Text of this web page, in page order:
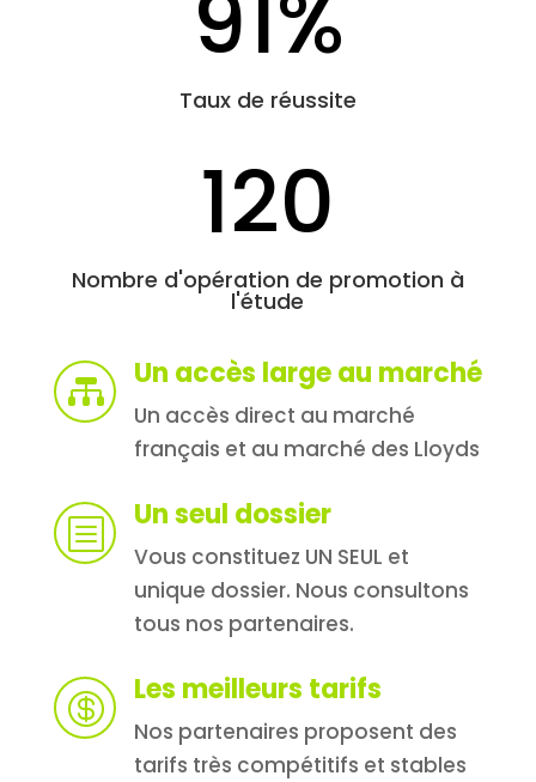
Taux de réussite
120
Nombre d'opération de promotion à
l'étude
 Un accès large au marché
Un accès direct au marché
français et au marché des Lloyds
b Un seul dossier
Vous constituez UN SEUL et
unique dossier. Nous consultons
tous nos partenaires.
 Les meilleurs tarifs
Nos partenaires proposent des
tarifs très compétitifs et stables